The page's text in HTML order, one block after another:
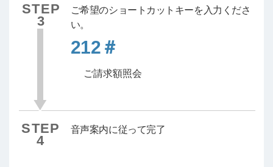
STEP
3
ご希望のショートカットキーを入力くださ
い。
212＃
ご請求額照会
STEP
4
音声案内に従って完了